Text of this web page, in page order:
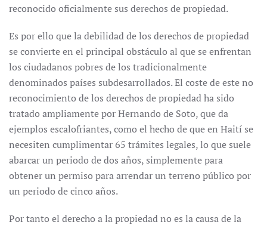
reconocido oficialmente sus derechos de propiedad.
Es por ello que la debilidad de los derechos de propiedad
se convierte en el principal obstáculo al que se enfrentan
los ciudadanos pobres de los tradicionalmente
denominados países subdesarrollados. El coste de este no
reconocimiento de los derechos de propiedad ha sido
tratado ampliamente por Hernando de Soto, que da
ejemplos escalofriantes, como el hecho de que en Haití se
necesiten cumplimentar 65 trámites legales, lo que suele
abarcar un periodo de dos años, simplemente para
obtener un permiso para arrendar un terreno público por
un periodo de cinco años.
Por tanto el derecho a la propiedad no es la causa de la